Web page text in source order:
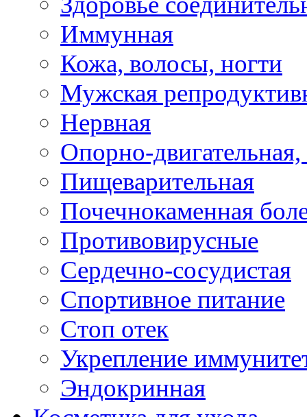
Иммунная
Кожа, волосы, ногти
Мужская
Нервная
Опорно-
Пищеварительная
Почечнокаменная
Противовирусные
Сердечно-сосудистая
Спортивное питание
Стоп отек
Укрепление
Эндокринная